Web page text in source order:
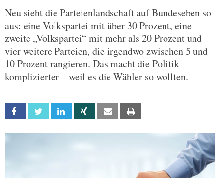
Neu sieht die Parteienlandschaft auf Bundeseben so
aus: eine Volkspartei mit über 30 Prozent, eine
zweite „Volkspartei“ mit mehr als 20 Prozent und
vier weitere Parteien, die irgendwo zwischen 5 und
10 Prozent rangieren. Das macht die Politik
komplizierter – weil es die Wähler so wollten.
Facebook Twitter Linkedin Xing Email